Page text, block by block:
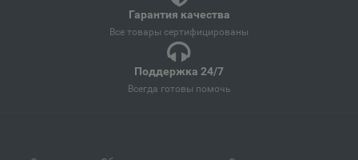
Республика Адыгея
Республика Татарстан
Гарантия качества
Все товары сертифицированы
Поддержка 24/7
Всегда готовы помочь